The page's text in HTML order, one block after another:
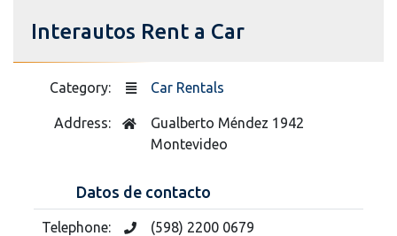
Interautos Rent a Car
Category: Car Rentals
Address:
Gualberto Méndez 1942
Montevideo
Datos de contacto
Telephone: (598) 2200 0679